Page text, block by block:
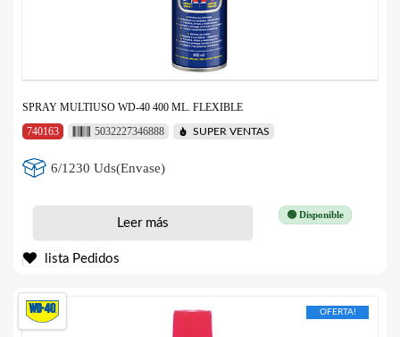
SPRAY MULTIUSO WD-40 400 ML. FLEXIBLE
740163
5032227346888 SUPER VENTAS
6/1230 Uds(Envase)
🟢 Disponible
Leer más
lista Pedidos
OFERTA!